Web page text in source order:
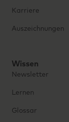
Karriere
Auszeichnungen
Wissen
Newsletter
Lernen
Glossar